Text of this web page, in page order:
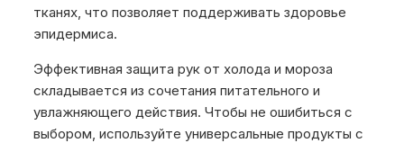
тканях, что позволяет поддерживать здоровье
эпидермиса.
Эффективная защита рук от холода и мороза
складывается из сочетания питательного и
увлажняющего действия. Чтобы не ошибиться с
выбором, используйте универсальные продукты с